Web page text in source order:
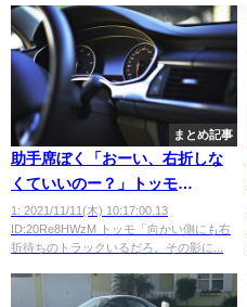
まとめ記事
助手席ぼく「おーい、右折しな
くていいのー？」トッモ
「…………チッ」ぼく「後続車
の迷惑だよー？」
1: 2021/11/11(木) 10:17:00.13
ID:20Re8HWzM トッモ「向かい側にも右
折待ちのトラックいるだろ。その影に...